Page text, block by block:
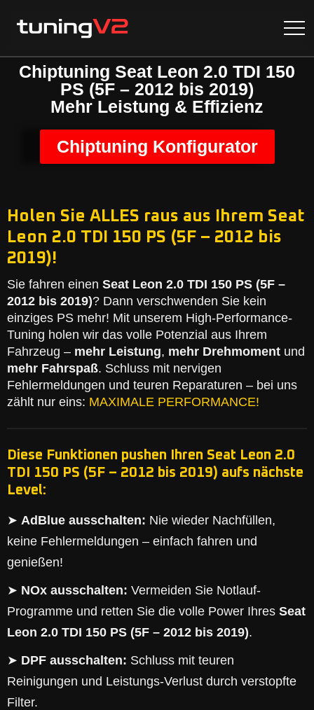
Chiptuning Seat Leon 2.0 TDI 150
PS (5F – 2012 bis 2019)
Mehr Leistung & Effizienz
Chiptuning Konfigurator
Holen Sie ALLES raus aus Ihrem Seat
Leon 2.0 TDI 150 PS (5F – 2012 bis
2019)!
Sie fahren einen Seat Leon 2.0 TDI 150 PS (5F –
2012 bis 2019)? Dann verschwenden Sie kein
einziges PS mehr! Mit unserem High-Performance-
Tuning holen wir das volle Potenzial aus Ihrem
Fahrzeug – mehr Leistung, mehr Drehmoment und
mehr Fahrspaß. Schluss mit nervigen
Fehlermeldungen und teuren Reparaturen – bei uns
zählt nur eins: MAXIMALE PERFORMANCE!
Diese Funktionen pushen Ihren Seat Leon 2.0
TDI 150 PS (5F – 2012 bis 2019) aufs nächste
Level:
➤ AdBlue ausschalten: Nie wieder Nachfüllen,
keine Fehlermeldungen – einfach fahren und
genießen!
➤ NOx ausschalten: Vermeiden Sie Notlauf-
Programme und retten Sie die volle Power Ihres Seat
Leon 2.0 TDI 150 PS (5F – 2012 bis 2019).
➤ DPF ausschalten: Schluss mit teuren
Reinigungen und Leistungs-Verlust durch verstopfte
Filter.